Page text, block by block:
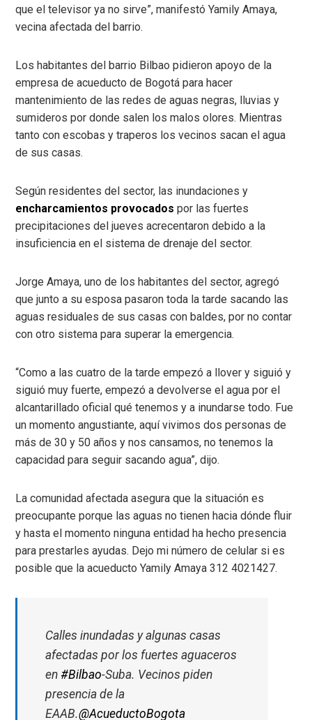
que el televisor ya no sirve”, manifestó Yamily Amaya,
vecina afectada del barrio.
Los habitantes del barrio Bilbao pidieron apoyo de la
empresa de acueducto de Bogotá para hacer
mantenimiento de las redes de aguas negras, lluvias y
sumideros por donde salen los malos olores. Mientras
tanto con escobas y traperos los vecinos sacan el agua
de sus casas.
Según residentes del sector, las inundaciones y
encharcamientos provocados por las fuertes
precipitaciones del jueves acrecentaron debido a la
insuficiencia en el sistema de drenaje del sector.
Jorge Amaya, uno de los habitantes del sector, agregó
que junto a su esposa pasaron toda la tarde sacando las
aguas residuales de sus casas con baldes, por no contar
con otro sistema para superar la emergencia.
“Como a las cuatro de la tarde empezó a llover y siguió y
siguió muy fuerte, empezó a devolverse el agua por el
alcantarillado oficial qué tenemos y a inundarse todo. Fue
un momento angustiante, aquí vivimos dos personas de
más de 30 y 50 años y nos cansamos, no tenemos la
capacidad para seguir sacando agua”, dijo.
La comunidad afectada asegura que la situación es
preocupante porque las aguas no tienen hacia dónde fluir
y hasta el momento ninguna entidad ha hecho presencia
para prestarles ayudas. Dejo mi número de celular si es
posible que la acueducto Yamily Amaya 312 4021427.
Calles inundadas y algunas casas
afectadas por los fuertes aguaceros
en#Bilbao-Suba. Vecinos piden
presencia de la
EAAB.@AcueductoBogota